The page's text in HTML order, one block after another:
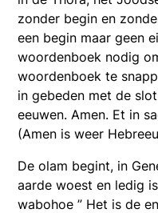
zonder begin en
een begin maar geen
woordenboek nodig
woordenboek te
in gebeden met de
eeuwen. Amen. Et in
(Amen is weer
De olam begint, in
aarde woest en ledig
wabohoe ” Het is de